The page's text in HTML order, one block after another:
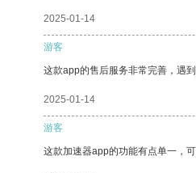
2025-01-14
游客
这款app的售后服务非常完善，遇
2025-01-14
游客
这款加速器app的功能有点单一，